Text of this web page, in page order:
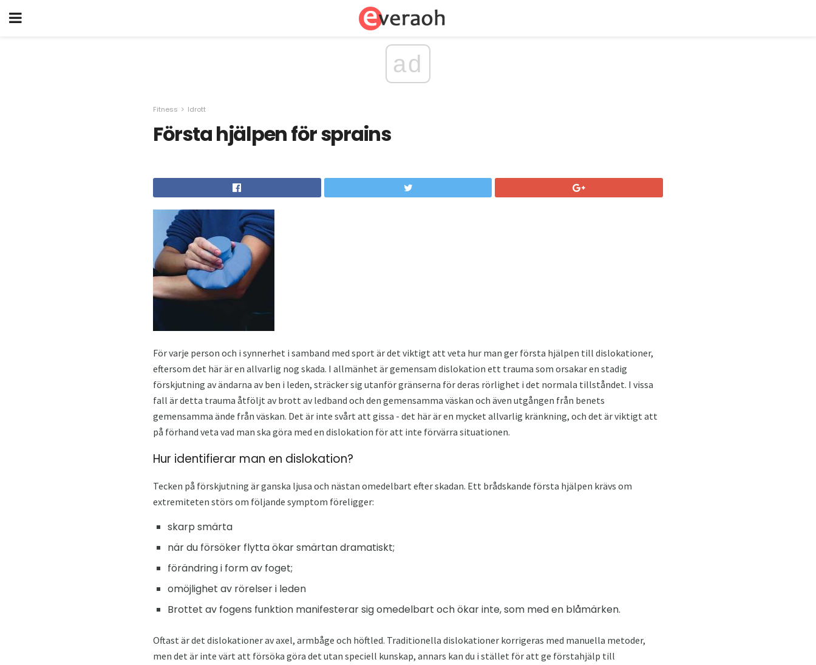
ad
Fitness Idrott
Första hjälpen för sprains
För varje person och i synnerhet i samband med sport är det viktigt att veta hur man ger första hjälpen till dislokationer,
eftersom det här är en allvarlig nog skada. I allmänhet är gemensam dislokation ett trauma som orsakar en stadig
förskjutning av ändarna av ben i leden, sträcker sig utanför gränserna för deras rörlighet i det normala tillståndet. I vissa
fall är detta trauma åtföljt av brott av ledband och den gemensamma väskan och även utgången från benets
gemensamma ände från väskan. Det är inte svårt att gissa - det här är en mycket allvarlig kränkning, och det är viktigt att
på förhand veta vad man ska göra med en dislokation för att inte förvärra situationen.
Hur identifierar man en dislokation?
Tecken på förskjutning är ganska ljusa och nästan omedelbart efter skadan. Ett brådskande första hjälpen krävs om
extremiteten störs om följande symptom föreligger:
skarp smärta
när du försöker flytta ökar smärtan dramatiskt;
förändring i form av foget;
omöjlighet av rörelser i leden
Brottet av fogens funktion manifesterar sig omedelbart och ökar inte, som med en blåmärken.
Oftast är det dislokationer av axel, armbåge och höftled. Traditionella dislokationer korrigeras med manuella metoder,
men det är inte värt att försöka göra det utan speciell kunskap, annars kan du i stället för att ge förstahjälp till